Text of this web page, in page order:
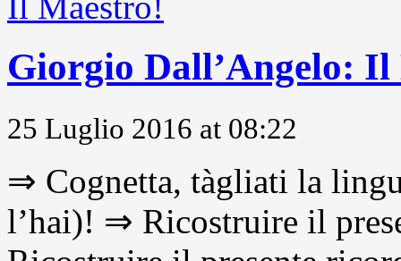
Giorgio Dall’Angelo:
25 Luglio 2016 at 08:22
⇒ Cognetta, tàgliati la
l’hai)! ⇒ Ricostruire il